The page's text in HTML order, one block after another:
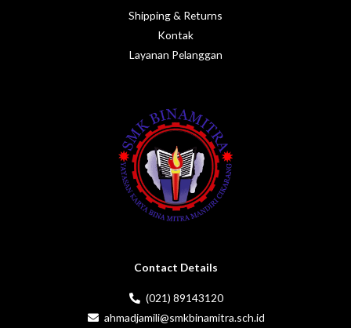
Contact Details
(021) 89143120
ahmadjamili@smkbinamitra.sch.id
Shipping & Returns
Kontak
Layanan Pelanggan